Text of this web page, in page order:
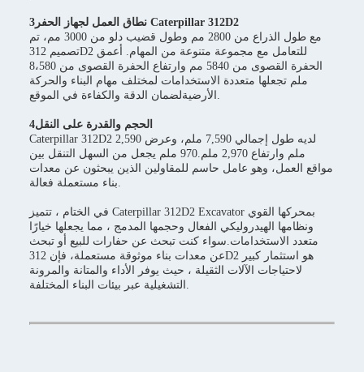
3نطاق العمل لجهاز الحفر Caterpillar 312D2
مع طول الذراع من 2800 مم وطول قضيب دلو من 3000 مم، تم
تصميم 312D2 للتعامل مع مجموعة متنوعة من المهام. أعمق
الحفرة القصوى من 5840 مم وارتفاع الحفرة القصوى من 8،580
ملم تجعلها متعددة الاستخدامات لمختلف مهام البناء والحركة
الأرضيةلضمان الدقة والكفاءة في الموقع.
4الحجم والقدرة على النقل
Caterpillar 312D2 لديه طول إجمالي 7,590 ملم، وعرض 2,590
ملم وارتفاع 2,970 ملم.970 ملم يجعل من السهل التنقل بين
مواقع العمل، وهو عامل حاسم للمقاولين الذين يبحثون عن معدات
بناء مستعملة فعالة.
في الختام ، تتميز Caterpillar 312D2 Excavator بمحركها القوي
ونظامها الهيدروليكي الفعال وحجمها المدمج ، مما يجعلها خيارًا
متعدد الاستخدامات.سواء كنت تبحث عن حفارات للبيع أو تبحث
عن معدات بناء موثوقة مستعملة، فإن 312D2 هو استثمار كبير
لاحتياجات الآلات الثقيلة ، حيث يوفر الأداء والمتانة والمرونة
التشغيلية عبر بيئات البناء المختلفة.